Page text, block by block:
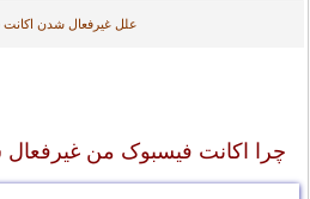
علل غیرفعال شدن
چرا اکانت فیسبوک من